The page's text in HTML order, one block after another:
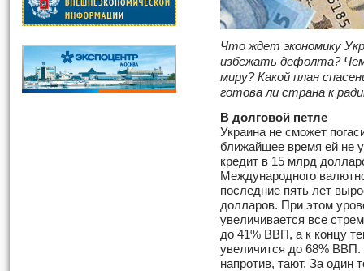
Что ждет экономику
избежать дефолта?
миру? Какой план
готова ли страна к
В долговой петле
Украина не сможет
ближайшее время ей не
кредит в 15 млрд
Международного
последние пять лет
долларов. При этом
увеличивается все
до 41% ВВП, а к концу
увеличится до 68%
напротив, тают. За один